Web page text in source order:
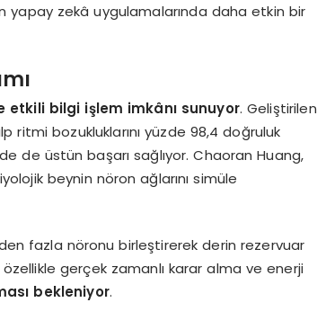
yapay zekâ uygulamalarında daha etkin bir
etkili bilgi işlem imkânı sunuyor. Geliştirilen
bozukluklarını yüzde 98,4 doğruluk
de üstün başarı sağlıyor. Chaoran Huang,
beynin nöron ağlarını simüle
fazla nöronu birleştirerek derin rezervuar
gerçek zamanlı karar alma ve enerji
bekleniyor.